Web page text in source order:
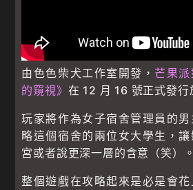
由色色柴犬工作室開發， 芒果派
的窺視》 在 12 月 16 號正式發行
玩家將作為女子宿舍管理員的
略這個宿舍的兩位女大學生，
宮或者說更深一層的含意（笑）。
整個遊戲在攻略起來是必是會